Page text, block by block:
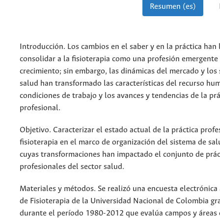
Resumen (es)
Introducción. Los cambios en el saber y en la práctica han
consolidar a la fisioterapia como una profesión
crecimiento; sin embargo, las dinámicas del mercado y los
salud han transformado las características del recurso
condiciones de trabajo y los avances y tendencias de la
profesional.
Objetivo. Caracterizar el estado actual de la práctica
fisioterapia en el marco de organización del sistema de
cuyas transformaciones han impactado el conjunto de
profesionales del sector salud.
Materiales y métodos. Se realizó una encuesta
de Fisioterapia de la Universidad Nacional de Colombia
durante el período 1980-2012 que evalúa campos y áreas